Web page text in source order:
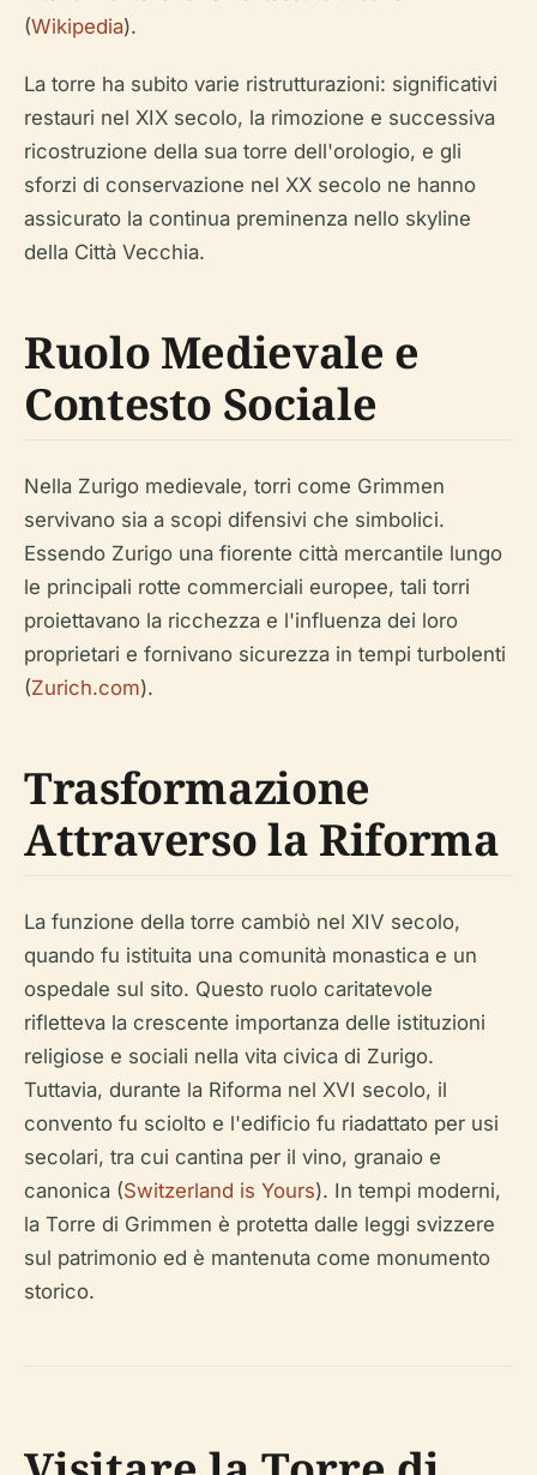
(Wikipedia).
La torre ha subito varie ristrutturazioni: significativi
restauri nel XIX secolo, la rimozione e successiva
ricostruzione della sua torre dell'orologio, e gli
sforzi di conservazione nel XX secolo ne hanno
assicurato la continua preminenza nello skyline
della Città Vecchia.
Ruolo Medievale e
Contesto Sociale
Nella Zurigo medievale, torri come Grimmen
servivano sia a scopi difensivi che simbolici.
Essendo Zurigo una fiorente città mercantile lungo
le principali rotte commerciali europee, tali torri
proiettavano la ricchezza e l'influenza dei loro
proprietari e fornivano sicurezza in tempi turbolenti
(Zurich.com).
Trasformazione
Attraverso la Riforma
La funzione della torre cambiò nel XIV secolo,
quando fu istituita una comunità monastica e un
ospedale sul sito. Questo ruolo caritatevole
rifletteva la crescente importanza delle istituzioni
religiose e sociali nella vita civica di Zurigo.
Tuttavia, durante la Riforma nel XVI secolo, il
convento fu sciolto e l'edificio fu riadattato per usi
secolari, tra cui cantina per il vino, granaio e
canonica (Switzerland is Yours). In tempi moderni,
la Torre di Grimmen è protetta dalle leggi svizzere
sul patrimonio ed è mantenuta come monumento
storico.